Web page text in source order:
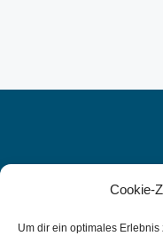
Cookie-
Um dir ein optimales
WIR FREUEN
IHRE